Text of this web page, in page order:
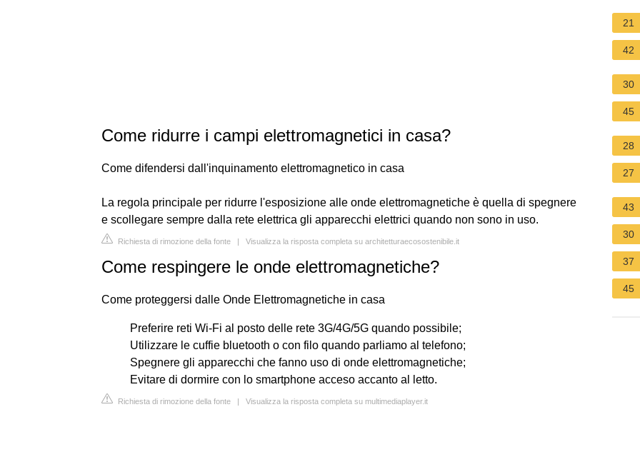
Come ridurre i campi elettromagnetici in casa?
Come difendersi dall'inquinamento elettromagnetico in casa
La regola principale per ridurre l'esposizione alle onde elettromagnetiche è quella di spegnere
e scollegare sempre dalla rete elettrica gli apparecchi elettrici quando non sono in uso.
Richiesta di rimozione della fonte | Visualizza la risposta completa su architetturaecosostenibile.it
Come respingere le onde elettromagnetiche?
Come proteggersi dalle Onde Elettromagnetiche in casa
Preferire reti Wi-Fi al posto delle rete 3G/4G/5G quando possibile;
Utilizzare le cuffie bluetooth o con filo quando parliamo al telefono;
Spegnere gli apparecchi che fanno uso di onde elettromagnetiche;
Evitare di dormire con lo smartphone acceso accanto al letto.
Richiesta di rimozione della fonte | Visualizza la risposta completa su multimediaplayer.it
21
42
30
45
28
27
43
30
37
45